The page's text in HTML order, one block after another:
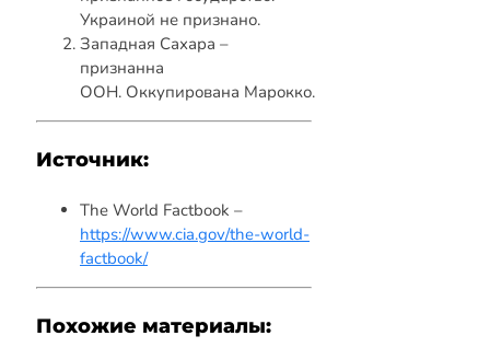
Украиной не признано.
Западная Сахара –
признанна
ООН. Оккупирована Марокко.
Источник:
The World Factbook –
https://www.cia.gov/the-world-
factbook/
Похожие материалы: